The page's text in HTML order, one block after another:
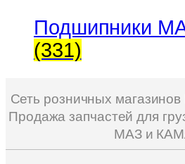
Подшипники
(331)
Сеть розничных
Продажа запчастей для
МАЗ и